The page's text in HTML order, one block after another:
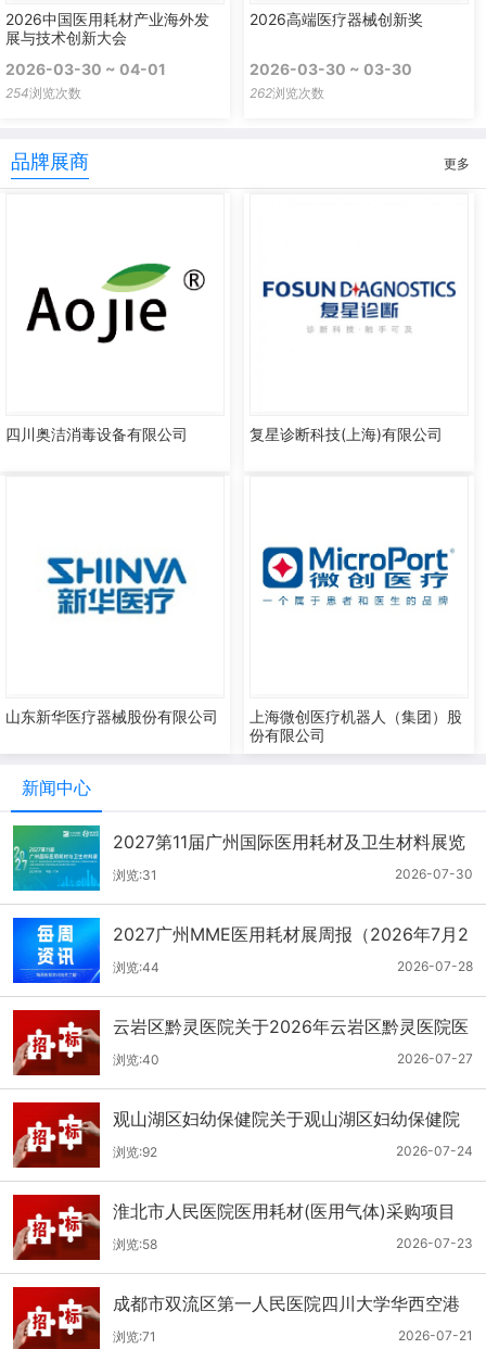
2026中国医用耗材产业海外发
展与技术创新大会
2026-03-30 ~ 04-01
254浏览次数
2026高端医疗器械创新奖
2026-03-30 ~ 03-30
262浏览次数
品牌展商 更多
四川奥洁消毒设备有限公司 复星诊断科技(上海)有限公司
山东新华医疗器械股份有限公司
上海微创医疗机器人（集团）股
份有限公司
新闻中心
2027第11届广州国际医用耗材及卫生材料展览
会（2026.7.21-7.27周报）
2026-07-30
浏览:31
2027广州MME医用耗材展周报（2026年7月2
1-27日）
2026-07-28
浏览:44
云岩区黔灵医院关于2026年云岩区黔灵医院医
用耗材采购项目（品目三）三次招标的公开招
标公告
2026-07-27
浏览:40
观山湖区妇幼保健院关于观山湖区妇幼保健院
医用耗材采购项目的公开招标公告
2026-07-24
浏览:92
淮北市人民医院医用耗材(医用气体)采购项目
（二次）招标公告
2026-07-23
浏览:58
成都市双流区第一人民医院四川大学华西空港
医院2026年第二批医用耗材采购项目招标公告
2026-07-21
浏览:71